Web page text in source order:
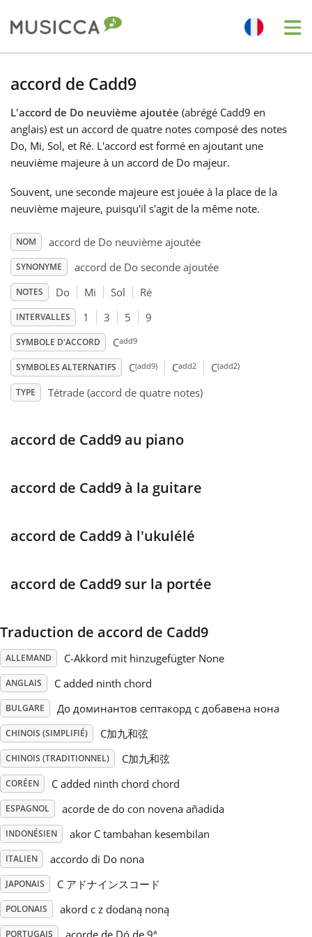
Български
Dansk
Deutsch
Español
Français
Русский
Tiếng Việt
Türkçe
Українська
繁體中文
accord de Cadd9
L'accord de Do neuvième ajoutée (abrégé Cadd9 en
anglais) est un accord de quatre notes composé des notes
Do, Mi, Sol, et Ré. L'accord est formé en ajoutant une
neuvième majeure à un accord de Do majeur.
Souvent, une seconde majeure est jouée à la place de la
neuvième majeure, puisqu'il s'agit de la même note.
NOM accord de Do neuvième ajoutée
SYNONYME accord de Do seconde ajoutée
NOTES Do Mi Sol Ré
INTERVALLES 1 3 5 9
SYMBOLE D'ACCORD Cadd9
SYMBOLES ALTERNATIFS C(add9) Cadd2 C(add2)
TYPE Tétrade (accord de quatre notes)
accord de Cadd9 au piano
accord de Cadd9 à la guitare
accord de Cadd9 à l'ukulélé
accord de Cadd9 sur la portée
Traduction de accord de Cadd9
ALLEMAND C-Akkord mit hinzugefügter None
ANGLAIS C added ninth chord
BULGARE До доминантов септакорд с добавена нона
CHINOIS (SIMPLIFIÉ) C加九和弦
CHINOIS (TRADITIONNEL) C加九和弦
CORÉEN C added ninth chord chord
ESPAGNOL acorde de do con novena añadida
INDONÉSIEN akor C tambahan kesembilan
ITALIEN accordo di Do nona
JAPONAIS C アドナインスコード
POLONAIS akord c z dodaną noną
PORTUGAIS